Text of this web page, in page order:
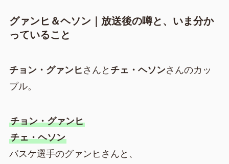
グァンヒ＆ヘソン｜放送後の噂と、いま分か
っていること
チョン・グァンヒ さんと チェ・ヘソンさんのカッ
プル。
チョン・グァンヒ
チェ・ヘソン
バスケ選手のグァンヒさんと、